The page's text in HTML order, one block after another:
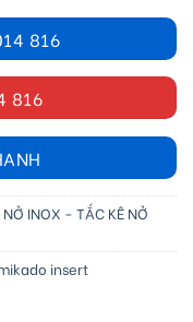
816
816
NỞ INOX - TẮC KÊ NỞ
insert